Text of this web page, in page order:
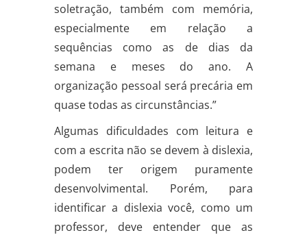
soletração, também com memória,
especialmente em relação a
sequências como as de dias da
semana e meses do ano. A
organização pessoal será precária em
quase todas as circunstâncias.”
Algumas dificuldades com leitura e
com a escrita não se devem à dislexia,
podem ter origem puramente
desenvolvimental. Porém, para
identificar a dislexia você, como um
professor, deve entender que as